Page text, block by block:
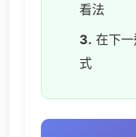
看法
3. 在下
式